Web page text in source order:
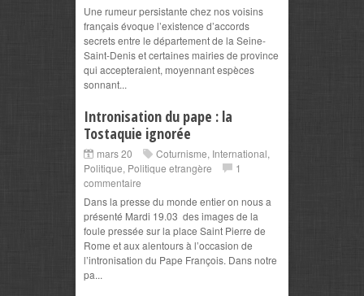
Une rumeur persistante chez nos voisins
français évoque l’existence d’accords
secrets entre le département de la Seine-
Saint-Denis et certaines mairies de province
qui accepteraient, moyennant espèces
sonnant...
Intronisation du pape : la
Tostaquie ignorée
mars 20 Coturnisme, International,
Politique, Politique etrangère
1
commentaire
Dans la presse du monde entier on nous a
présenté Mardi 19.03 des images de la
foule pressée sur la place Saint Pierre de
Rome et aux alentours à l’occasion de
l’intronisation du Pape François. Dans notre
pa...